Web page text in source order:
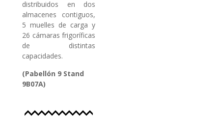
distribuidos en dos
almacenes contiguos,
5 muelles de carga y
26 cámaras frigoríficas
de distintas
capacidades.
(Pabellón 9 Stand
9B07A)